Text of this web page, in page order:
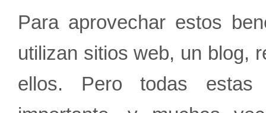
Para aprovechar estos
utilizan sitios web, un blog,
ellos. Pero todas estas